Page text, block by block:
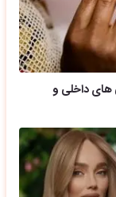
های داخلی و